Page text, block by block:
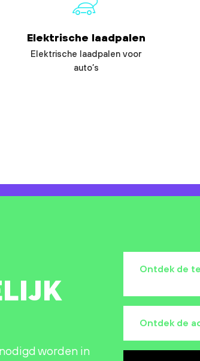
Elektrische laadpalen
Elektrische laadpalen voor
auto’s
Ontdek de
Ontdek de
worden in